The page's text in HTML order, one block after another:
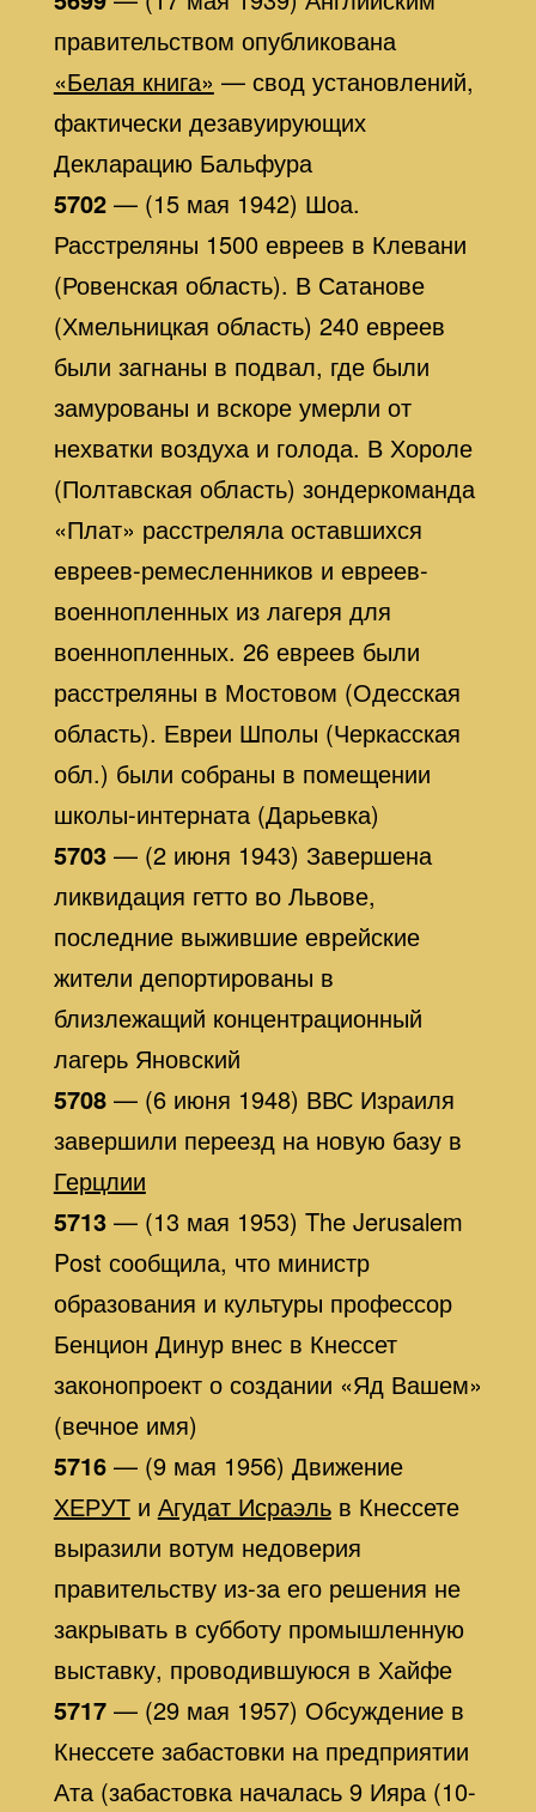
правительством опубликована
«Белая книга» — свод установлений,
фактически дезавуирующих
Декларацию Бальфура
5702— (15 мая 1942) Шоа.
Расстреляны 1500 евреев в Клевани
(Ровенская область). В Сатанове
(Хмельницкая область) 240 евреев
были загнаны в подвал, где были
замурованы и вскоре умерли от
нехватки воздуха и голода. В Хороле
(Полтавская область) зондеркоманда
«Плат» расстреляла оставшихся
евреев-ремесленников и евреев-
военнопленных из лагеря для
военнопленных. 26 евреев были
расстреляны в Мостовом (Одесская
область). Евреи Шполы (Черкасская
обл.) были собраны в помещении
школы-интерната (Дарьевка)
5703— (2 июня 1943) Завершена
ликвидация гетто во Львове,
последние выжившие еврейские
жители депортированы в
близлежащий концентрационный
лагерь Яновский
5708— (6 июня 1948) ВВС Израиля
завершили переезд на новую базу в
Герцлии
5713— (13 мая 1953) The Jerusalem
Post сообщила, что министр
образования и культуры профессор
Бенцион Динур внес в Кнессет
законопроект о создании «Яд Вашем»
(вечное имя)
5716— (9 мая 1956) Движение
ХЕРУТи Агудат Исраэльв Кнессете
выразили вотум недоверия
правительству из-за его решения не
закрывать в субботу промышленную
выставку, проводившуюся в Хайфе
5717— (29 мая 1957) Обсуждение в
Кнессете забастовки на предприятии
Ата (забастовка началась 9 Ияра (10-